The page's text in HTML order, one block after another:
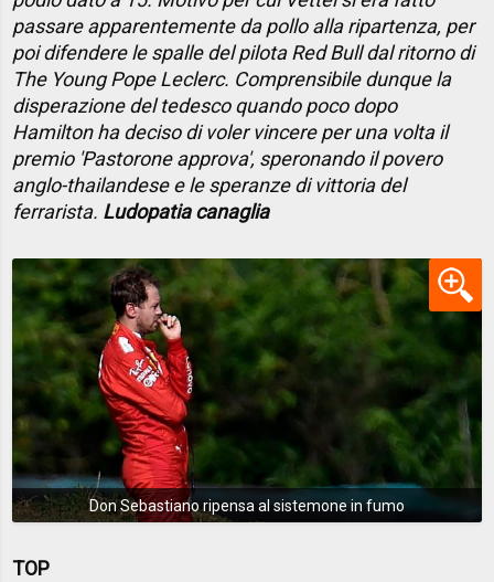
passare apparentemente da pollo alla ripartenza, per
poi difendere le spalle del pilota Red Bull dal ritorno di
The Young Pope Leclerc. Comprensibile dunque la
disperazione del tedesco quando poco dopo
Hamilton ha deciso di voler vincere per una volta il
premio 'Pastorone approva', speronando il povero
anglo-thailandese e le speranze di vittoria del
ferrarista. Ludopatia canaglia
Don Sebastiano ripensa al sistemone in fumo
TOP